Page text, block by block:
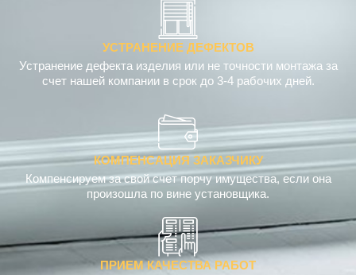
УСТРАНЕНИЕ ДЕФЕКТОВ
Устранение дефекта изделия или не точности монтажа за
счет нашей компании в срок до 3-4 рабочих дней.
КОМПЕНСАЦИЯ ЗАКАЗЧИКУ
Компенсируем за свой счет порчу имущества, если она
произошла по вине установщика.
ПРИЕМ КАЧЕСТВА РАБОТ